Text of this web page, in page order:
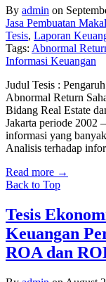
By admin on
Jasa Pembuatan
Tesis, Laporan
Tags: Abnormal
Informasi Keuangan
Judul Tesis :
Abnormal Return
Bidang Real Estate
Jakarta periode 2002
informasi yang
Analisis terhadap
Read more →
Back to Top
Tesis
Keuangan
ROA dan